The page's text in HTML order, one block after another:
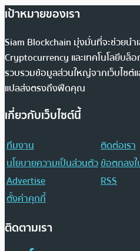
เป้าหมายของเรา
Siam Blockchain มุ่งมั่นที่จะช่วยนำ
Cryptocurrency และเทคโนโลยีบล็
รวบรวมข้อมูลส่วนใหญ่จากเว็บไซต์แ
แปลส่งตรงถึงฟีดคุณ
เกี่ยวกับเว็บไซต์นี้
ทีมงาน
ติดต่อเรา
นโยบายความเป็นส่วนตัวข้อตกลงใ
Advertise
RSS
ตั้งค่าคุกกี้
ติดตามเรา